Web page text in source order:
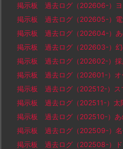
掲示板 過去ログ（202606-）ヨ
掲示板 過去ログ（202605-）電
掲示板 過去ログ（202604-）あ
掲示板 過去ログ（202603-）幻
掲示板 過去ログ（202602-）採
掲示板 過去ログ（202601-）オ
掲示板 過去ログ（202512-）ス
掲示板 過去ログ（202511-）太
掲示板 過去ログ（202510-）あ
掲示板 過去ログ（202509-）名
掲示板 過去ログ（202508-）ド